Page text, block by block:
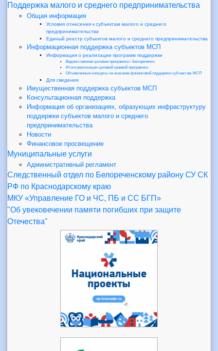
Поддержка малого и среднего предпринимательства
Общая информация
Условия отнесения к субъектам малого и среднего
предпринимательства
Единый реестр субъектов малого и среднего предпринимательства
Информационная поддержка субъектов МСП
Информация о реализации программ поддержки
Ведомственная целевая программа г. Белореченск
Итоги реализации целевой краевой программы
Объявленные конкурсы на оказание финансовой поддержки субъектам МСП
Для сведения
Имущественная поддержка субъектов МСП
Консультационная поддержка
Информация об организациях, образующих инфраструктуру
поддержки субъектов малого и среднего
предпринимательства
Новости
Финансовое просвещение
Муниципальные услуги
Административный регламент
Следственный отдел по Белореченскому району СУ СК
РФ по Краснодарскому краю
МКУ «Управление ГО и ЧС, ПБ и СС БГП»
"Об увековечении памяти погибших при защите
Отечества"